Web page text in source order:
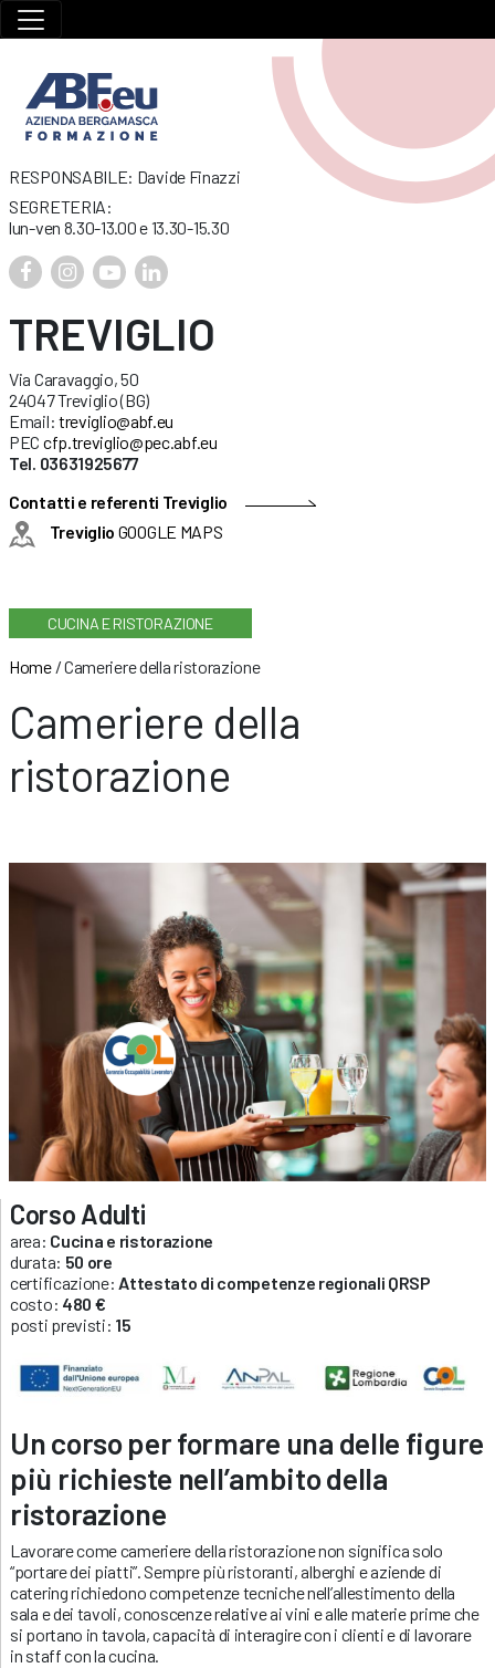
RESPONSABILE: Davide Finazzi
SEGRETERIA:
lun-ven 8.30-13.00 e 13.30-15.30
TREVIGLIO
Via Caravaggio, 50
24047 Treviglio (BG)
Email: treviglio@abf.eu
PEC cfp.treviglio@pec.abf.eu
Tel. 03631925677
Contatti e referenti Treviglio
Treviglio GOOGLE MAPS
CUCINA E RISTORAZIONE
Home/Cameriere della ristorazione
Cameriere della
ristorazione
Corso Adulti
area: Cucina e ristorazione
durata: 50 ore
certificazione: Attestato di competenze regionali QRSP
costo: 480 €
posti previsti: 15
Un corso per formare una delle figure
più richieste nell’ambito della
ristorazione
Lavorare come cameriere della ristorazione non significa solo
“portare dei piatti”. Sempre più ristoranti, alberghi e aziende di
catering richiedono competenze tecniche nell’allestimento della
sala e dei tavoli, conoscenze relative ai vini e alle materie prime che
si portano in tavola, capacità di interagire con i clienti e di lavorare
in staff con la cucina.